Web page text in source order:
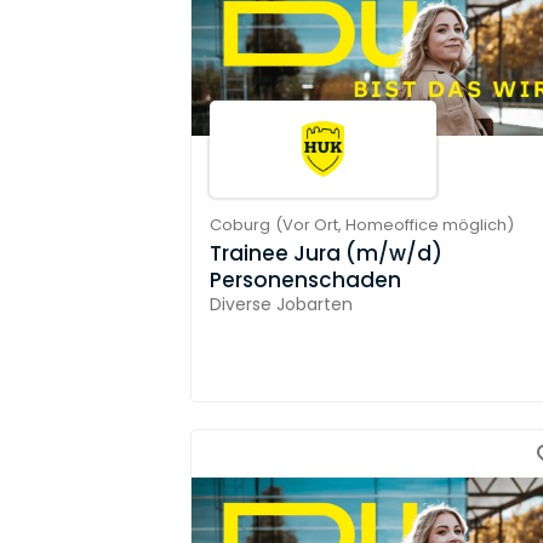
Coburg (Vor Ort, Homeoffice möglich)
Trainee Jura (m/w/d)
Personenschaden
Diverse Jobarten